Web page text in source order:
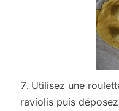
Utilisez une
raviolis puis